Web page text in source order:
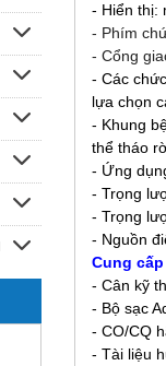
- Hiển thị:
- Phím
- Cổng
- Các
lựa chọn
- Khung
thể tháo
- Ứng
- Trọng
- Trọng
- Nguồn
Cung
- Cân kỹ
- Bộ sạc
- CO/CQ
- Tài liệu